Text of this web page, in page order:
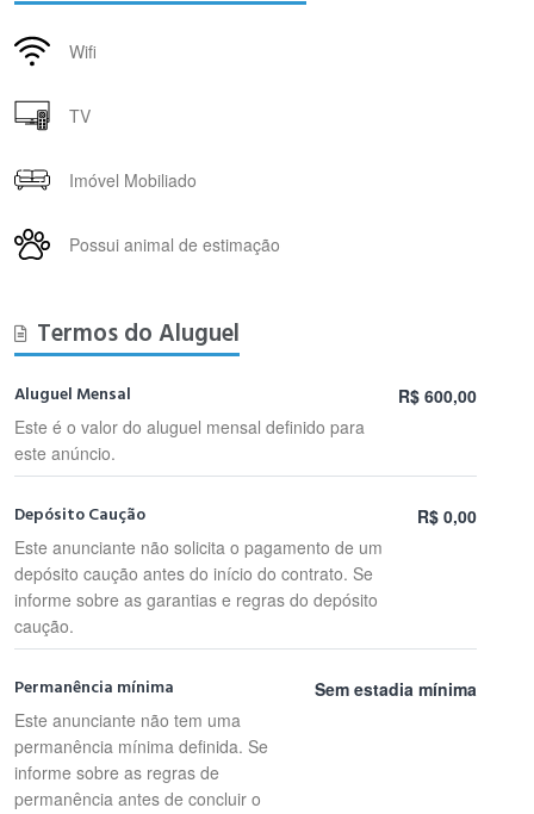
Wifi
TV
Imóvel Mobiliado
Possui animal de estimação
Termos do Aluguel
Aluguel Mensal
Este é o valor do aluguel mensal definido para
este anúncio.
R$ 600,00
Depósito Caução
Este anunciante não solicita o pagamento de um
depósito caução antes do início do contrato. Se
informe sobre as garantias e regras do depósito
caução.
R$ 0,00
Permanência mínima
Este anunciante não tem uma
permanência mínima definida. Se
informe sobre as regras de
permanência antes de concluir o
Sem estadia mínima